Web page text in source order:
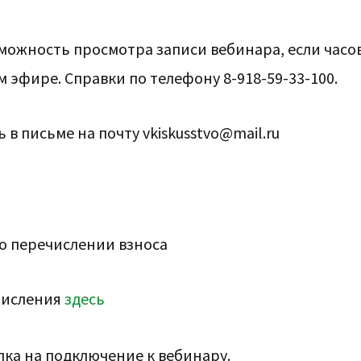
просмотра записи вебинара, если
эфире. Справки по телефону 8-918-59-33-100.
письме на почту vkiskusstvo@mail.ru
перечислении взноса
здесь
на подключение к вебинару.